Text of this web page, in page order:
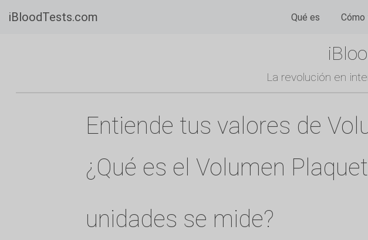
iBloodTests.com Qué es Cómo
La revolución en
Entiende tus valores de
¿Qué es el Volumen
unidades se mide?